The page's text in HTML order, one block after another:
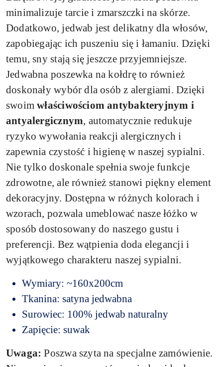
minimalizuje tarcie i zmarszczki na skórze.
Dodatkowo, jedwab jest delikatny dla włosów,
zapobiegając ich puszeniu się i łamaniu. Dzięki
temu, sny stają się jeszcze przyjemniejsze.
Jedwabna poszewka na kołdrę to również
doskonały wybór dla osób z alergiami. Dzięki
swoimwłaściwościom antybakteryjnym i
antyalergicznym, automatycznie redukuje
ryzyko wywołania reakcji alergicznych i
zapewnia czystość i higienę w naszej sypialni.
Nie tylko doskonale spełnia swoje funkcje
zdrowotne, ale również stanowi piękny element
dekoracyjny. Dostępna w różnych kolorach i
wzorach, pozwala umeblować nasze łóżko w
sposób dostosowany do naszego gustu i
preferencji. Bez wątpienia doda elegancji i
wyjątkowego charakteru naszej sypialni.
Wymiary: ~160x200cm
Tkanina: satyna jedwabna
Surowiec: 100% jedwab naturalny
Zapięcie: suwak
Uwaga: Poszwa szyta na specjalne zamówienie.